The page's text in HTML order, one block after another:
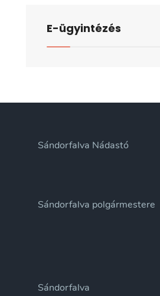
E-ügyintézés
Sándorfalva Nádastó
Sándorfalva polgármestere
Sándorfalva